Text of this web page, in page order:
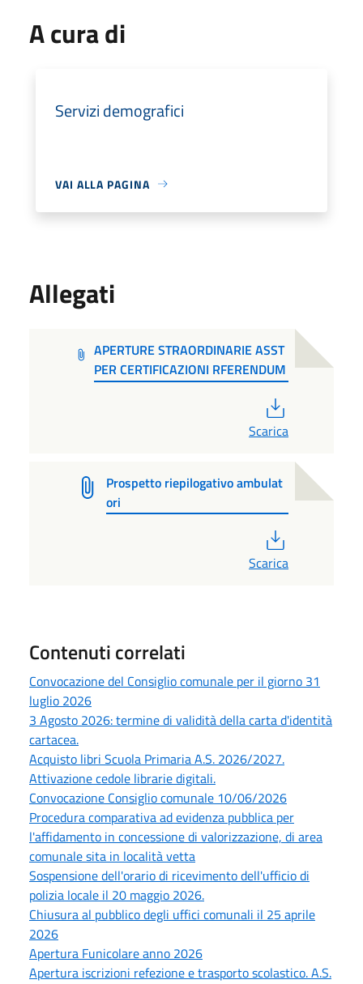
A cura di
Servizi demografici
VAI ALLA PAGINA
Allegati
APERTURE STRAORDINARIE ASST
PER CERTIFICAZIONI RFERENDUM
Scarica
Prospetto riepilogativo ambulat
ori
Scarica
Contenuti correlati
Convocazione del Consiglio comunale per il giorno 31
luglio 2026
3 Agosto 2026: termine di validità della carta d'identità
cartacea.
Acquisto libri Scuola Primaria A.S. 2026/2027.
Attivazione cedole librarie digitali.
Convocazione Consiglio comunale 10/06/2026
Procedura comparativa ad evidenza pubblica per
l'affidamento in concessione di valorizzazione, di area
comunale sita in località vetta
Sospensione dell'orario di ricevimento dell'ufficio di
polizia locale il 20 maggio 2026.
Chiusura al pubblico degli uffici comunali il 25 aprile
2026
Apertura Funicolare anno 2026
Apertura iscrizioni refezione e trasporto scolastico. A.S.